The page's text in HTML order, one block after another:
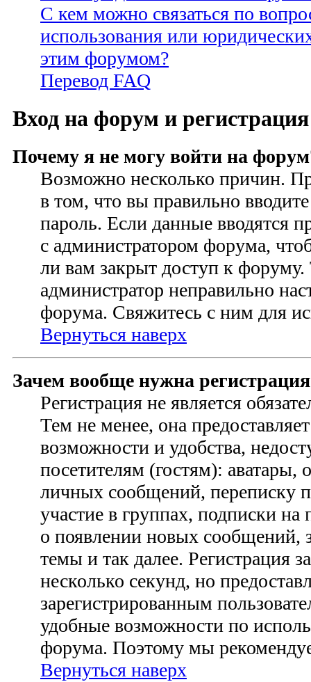
С кем можно связаться по
использования или
этим форумом?
Перевод FAQ
Вход на форум и регистрация
Почему я не могу войти на
Возможно несколько причин.
в том, что вы правильно
пароль. Если данные вводятся
с администратором форума,
ли вам закрыт доступ к
администратор неправильно
форума. Свяжитесь с ним для
Вернуться наверх
Зачем вообще нужна
Регистрация не является
Тем не менее, она
возможности и удобства,
посетителям (гостям): аватары,
личных сообщений, переписку
участие в группах, подписки
о появлении новых сообщений,
темы и так далее. Регистрация
несколько секунд, но
зарегистрированным
удобные возможности по
форума. Поэтому мы
Вернуться наверх